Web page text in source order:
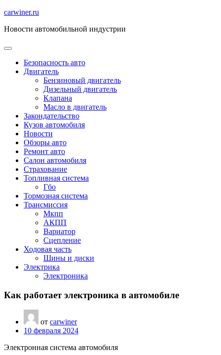
Перейти
содержимому
carwiner.ru
Новости автомобильной индустрии
Безопасность авто
Двигатель
Бензиновый двигатель
Дизельный двигатель
Клапана
Масло в двигатель
Закондательство
Кузов автомобиля
Новости
Обзоры авто
Ремонт авто
Салон автомобиля
Страхование
Топливная система
Гбо
Тормозная система
Трансмиссия
Мкпп
АКПП
Вариатор
Сцепление
Ходовая часть
Шины и диски
Электрика
Электроника
Как работает электроника в автомобиле
от carwiner
10 февраля 2024
Электронная система автомобиля